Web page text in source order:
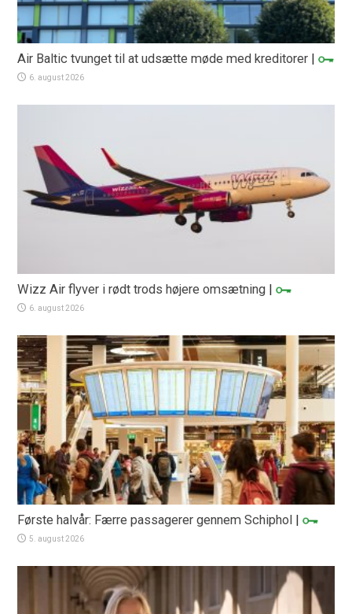
Air Baltic tvunget til at udsætte møde med kreditorer |
6. august 2026
Wizz Air flyver i rødt trods højere omsætning |
6. august 2026
Første halvår: Færre passagerer gennem Schiphol |
5. august 2026